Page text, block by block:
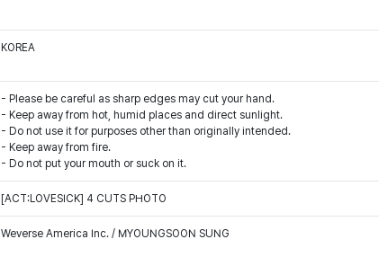
KOREA
- Please be careful as sharp edges may cut your hand.
- Keep away from hot, humid places and direct sunlight.
- Do not use it for purposes other than originally intended.
- Keep away from fire.
- Do not put your mouth or suck on it.
[ACT:LOVESICK] 4 CUTS PHOTO
Weverse America Inc. / MYOUNGSOON SUNG